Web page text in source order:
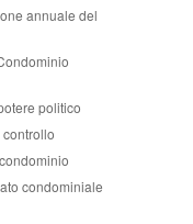
annuale del
politico
condominiale